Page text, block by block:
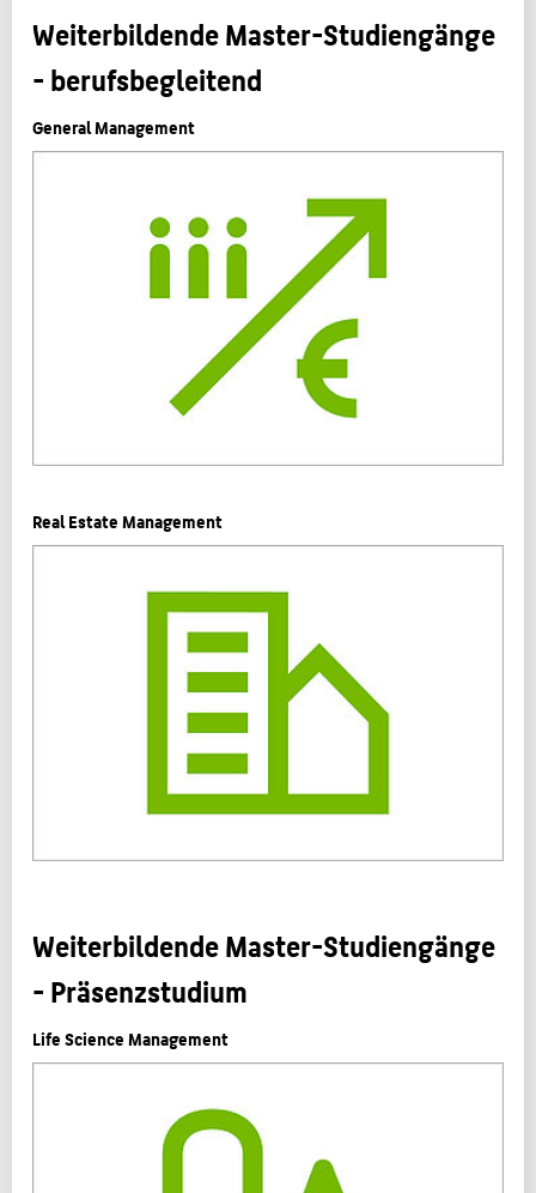
Weiterbildende Master-Studiengänge
- berufsbegleitend
General Management
Real Estate Management
Weiterbildende Master-Studiengänge
- Präsenzstudium
Life Science Management